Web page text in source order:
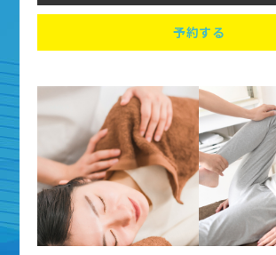
予約する